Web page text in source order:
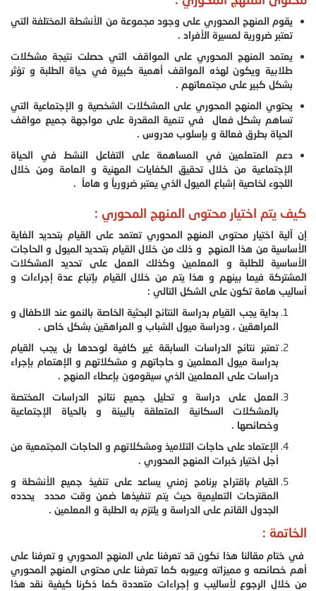
يقوم المنهج المحوري على وجود مجموعة من الأنشطة المختلفة التي
تعتبر ضرورية لمسيرة الأفراد .
يعتمد المنهج المحوري على المواقف التي حصلت نتيجة مشكلات
طلابية ويكون لهذه المواقف أهمية كبيرة في حياة الطلبة و تؤثر
بشكل كبير على مجتمعاتهم .
يحتوي المنهج المحوري على المشكلات الشخصية و الإجتماعية التي
تساهم بشكل فعال في تنمية المقدرة على مواجهة جميع مواقف
الحياة بطرق فعالة و بإسلوب مدروس .
دعم المتعلمين في المساهمة على التفاعل النشط في الحياة
الإجتماعية من خلال تحقيق الكفايات المهنية و العامة ومن خلال
اللجوء لخاصية إشباع الميول الذي يعتبر ضرورياً و هاماً .
كيف يتم اختيار محتوى المنهج المحوري :
إن آلية اختيار محتوى المنهج المحوري تعتمد على القيام بتحديد الغاية
الأساسية من هذا المنهج و ذلك من خلال القيام بتحديد الميول و الحاجات
الأساسية للطلبة و المعلمين وكذلك العمل على تحديد المشكلات
المشتركة فيما بينهم و هذا يتم من خلال القيام بإتباع عدة إجراءات و
أساليب هامة تكون على الشكل التالي :
بداية يجب القيام بدراسة النتائج البحثية الخاصة بالنمو عند الاطفال و
المراهقين ، ودراسة ميول الشباب و المراهقين بشكل خاص .
تعتبر نتائج الدراسات السابقة غير كافية لوحدها بل يجب القيام
بدراسة ميول المعلمين و حاجاتهم و مشكلاتهم و الإهتمام بإجراء
دراسات على المعلمين الذي سيقومون بإعطاء المنهج .
العمل على دراسة و تحليل جميع نتائج الدراسات المختصة
بالمشكلات السكانية المتعلقة بالبيئة و بالحياة الإجتماعية
وخصائصها .
الإعتماد على حاجات التلاميذ ومشكلاتهم و الحاجات المجتمعية من
أجل اختيار خبرات المنهج المحوري .
القيام باقتراح برنامج زمني يساعد على تنفيذ جميع الأنشطة و
المقترحات التعليمية حيث يتم تنفيذها ضمن وقت محدد يحدده
الجدول القائم على الدراسة و يلتزم به الطلبة و المعلمين .
الخاتمة :
في ختام مقالنا هذا نكون قد تعرفنا على المنهج المحوري و تعرفنا على
أهم خصائصه و مميزاته وعيوبه كما تعرفنا على محتوى المنهج المحوري
من خلال الرجوع لأساليب و إجراءات متعددة كما ذكرنا كيفية نقد هذا